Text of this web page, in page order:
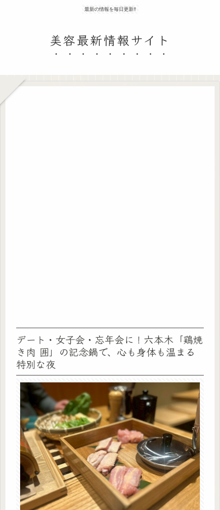
最新の情報を毎日更新‼
美容最新情報サイト
デート・女子会・忘年会に！六本木「鶏焼
き肉 囲」の記念鍋で、心も身体も温まる
特別な夜